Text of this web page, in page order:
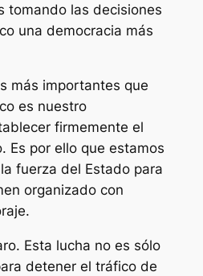
tomando las decisiones
una democracia más
más importantes que
es nuestro
firmemente el
Es por ello que estamos
fuerza del Estado para
organizado con
Esta lucha no es sólo
detener el tráfico de